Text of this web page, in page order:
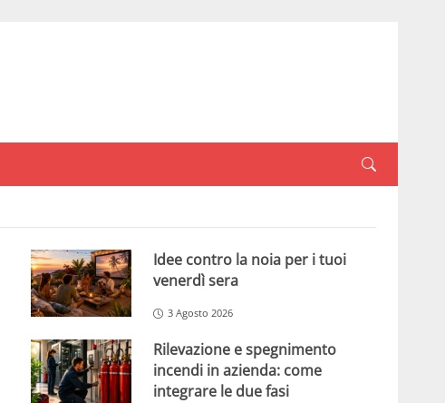
Idee contro la noia per i tuoi
venerdì sera
3 Agosto 2026
Rilevazione e spegnimento
incendi in azienda: come
integrare le due fasi